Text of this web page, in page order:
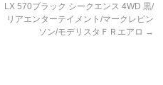
LX 570ブラック シークエンス 4WD 黒/
リアエンターテイメント/マークレビン
ソン/モデリスタＦＲエアロ →